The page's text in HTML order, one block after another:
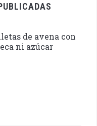
de avena con
ni azúcar